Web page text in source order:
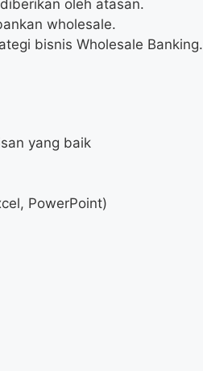
oleh atasan.
wholesale.
bisnis Wholesale Banking.
yang baik
PowerPoint)